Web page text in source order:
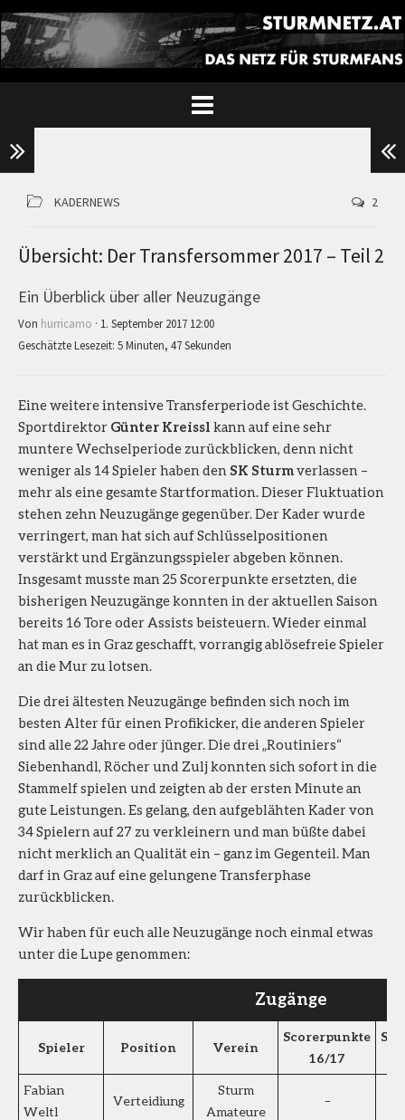
KADERNEWS 2
Übersicht: Der Transfersommer 2017 – Teil 2
Ein Überblick über aller Neuzugänge
Von hurricamo · 1. September 2017 12:00
Geschätzte Lesezeit: 5 Minuten, 47 Sekunden
Eine weitere intensive Transferperiode ist Geschichte.
Sportdirektor Günter Kreissl kann auf eine sehr
muntere Wechselperiode zurückblicken, denn nicht
weniger als 14 Spieler haben den SK Sturmverlassen –
mehr als eine gesamte Startformation. Dieser Fluktuation
stehen zehn Neuzugänge gegenüber. Der Kader wurde
verringert, man hat sich auf Schlüsselpositionen
verstärkt und Ergänzungsspieler abgeben können.
Insgesamt musste man 25 Scorerpunkte ersetzten, die
bisherigen Neuzugänge konnten in der aktuellen Saison
bereits 16 Tore oder Assists beisteuern. Wieder einmal
hat man es in Graz geschafft, vorrangig ablösefreie Spieler
an die Mur zu lotsen.
Die drei ältesten Neuzugänge befinden sich noch im
besten Alter für einen Profikicker, die anderen Spieler
sind alle 22 Jahre oder jünger. Die drei „Routiniers“
Siebenhandl, Röcher und Zulj konnten sich sofort in die
Stammelf spielen und zeigten ab der ersten Minute an
gute Leistungen. Es gelang, den aufgeblähten Kader von
34 Spielern auf 27 zu verkleinern und man büßte dabei
nicht merklich an Qualität ein – ganz im Gegenteil. Man
darf in Graz auf eine gelungene Transferphase
zurückblicken.
Wir haben für euch alle Neuzugänge noch einmal etwas
unter die Lupe genommen:
Zugänge
Spieler Position Verein
Scorerpunkte
16/17
Fabian
Weltl
Verteidiung
Sturm
Amateure
–